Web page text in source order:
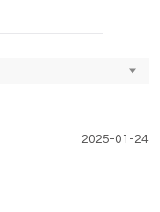
2025-01-24